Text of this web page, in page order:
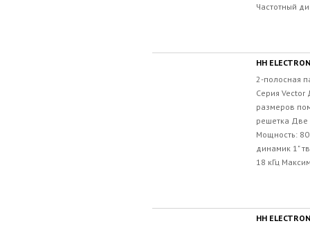
Частотный
HH
2-полосная
Серия Vector
размеров
решетка Две
Мощность:
динамик 1"
18 кГц
HH